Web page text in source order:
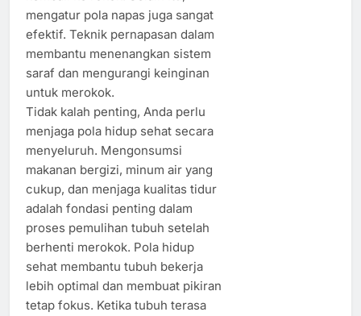
mengatur pola napas juga sangat
efektif. Teknik pernapasan dalam
membantu menenangkan sistem
saraf dan mengurangi keinginan
untuk merokok.
Tidak kalah penting, Anda perlu
menjaga pola hidup sehat secara
menyeluruh. Mengonsumsi
makanan bergizi, minum air yang
cukup, dan menjaga kualitas tidur
adalah fondasi penting dalam
proses pemulihan tubuh setelah
berhenti merokok. Pola hidup
sehat membantu tubuh bekerja
lebih optimal dan membuat pikiran
tetap fokus. Ketika tubuh terasa